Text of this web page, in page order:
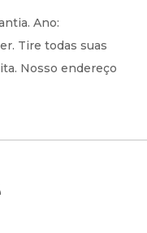
Ano:
Tire todas suas
Nosso endereço